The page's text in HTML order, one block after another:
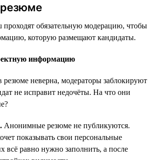
проходят обязательную модерацию, чтобы
которую размещают кандидаты.
информацию
неверна, модераторы заблокируют
не исправит недочёты. На что они
Анонимные резюме не публикуются.
показывать свои персональные
всё равно нужно заполнить, а после